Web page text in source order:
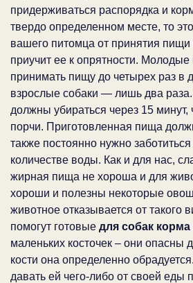
придерживаться распорядка и
твердо определенном месте, то
вашего питомца от принятия пищи
приучит ее к опрятности.
принимать пищу до четырех раз в
взрослые собаки — лишь два
должны убираться через 15 минут,
порчи. Приготовленная пища
также постоянно нужно
количестве воды. Как и для нас,
жирная пища не хороша и для
хороши и полезны некоторые
животное отказывается от такого
помогут готовые для собак корма
маленьких косточек – они опасны
кости она определенно
давать ей чего-либо от своей еды